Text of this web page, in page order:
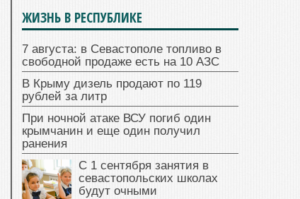
ЖИЗНЬ В РЕСПУБЛИКЕ
7 августа: в Севастополе топливо в
свободной продаже есть на 10 АЗС
В Крыму дизель продают по 119
рублей за литр
При ночной атаке ВСУ погиб один
крымчанин и еще один получил
ранения
С 1 сентября занятия в
севастопольских школах
будут очными